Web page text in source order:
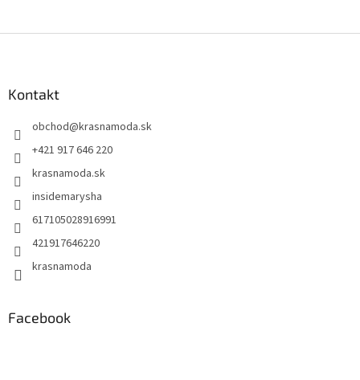
Kontakt
obchod@krasnamoda.sk
+421 917 646 220
krasnamoda.sk
insidemarysha
617105028916991
421917646220
krasnamoda
Facebook